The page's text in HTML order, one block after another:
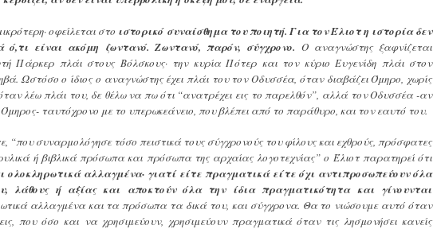
οφείλεται στο ιστορικό συναίσθημα του ποιητή. Για τον Έλιοτ η ιστορία δεν
ό,τι είναι ακόμη ζωντανό. Ζωντανό, παρόν, σύγχρονο. Ο αναγνώστης ξαφνίζεται
Πάρκερ πλάι στους Βόλσκους· την κυρία Πότερ και τον κύριο Ευγενίδη πλάι στον
Ωστόσο ο ίδιος ο αναγνώστης έχει πλάι του τον Οδυσσέα, όταν διαβάζει Όμηρο, χωρίς
λέω πλάι του, δε θέλω να πω ότι “ανατρέχει εις το παρελθόν”, αλλά τον Οδυσσέα -αν
Όμηρος- ταυτόχρονο με το υπερωκεάνειο, που βλέπει από το παράθυρο, και τον εαυτό του.
συναρμολόγησε τόσο πειστικά τους σύγχρονούς του φίλους και εχθρούς, πρόσφατες
ή βιβλικά πρόσωπα και πρόσωπα της αρχαίας λογοτεχνίας” ο Έλιοτ παρατηρεί ότι
αλλαγμένα· γιατί είτε πραγματικά είτε όχι αντιπροσωπεύουν όλα
λάθους ή αξίας και αποκτούν όλα την ίδια πραγματικότητα και γίνουνται
αλλαγμένα και τα πρόσωπα τα δικά του, και σύγχρονα. Θα το νιώσουμε αυτό όταν
που όσο και να χρησιμεύουν, χρησιμεύουν πραγματικά όταν τις λησμονήσει κανείς